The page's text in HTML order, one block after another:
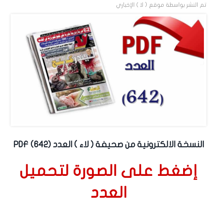
تم النشر بواسطة موقع ( لا ) الإخباري
النسخة الالكترونية من صحيفة ( لاء ) العدد (642) PDF
إضغط على الصورة لتحميل
العدد